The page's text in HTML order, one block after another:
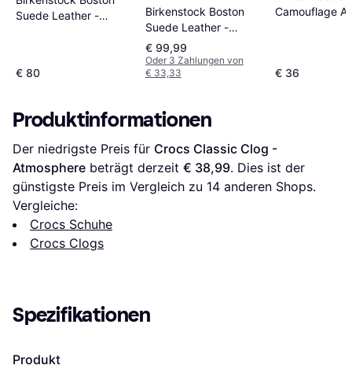
Suede Leather -
€ 80
Birkenstock Boston
Suede Leather -
Faded Khaki
€ 99,99
Oder 3 Zahlungen von
€ 33,33
Camouflage
€ 36
Produktinformationen
Der niedrigste Preis für Crocs Classic Clog -
Atmosphere beträgt derzeit € 38,99. Dies ist der
günstigste Preis im Vergleich zu 14 anderen Shops.
Vergleiche:
Crocs Schuhe
Crocs Clogs
Spezifikationen
Produkt